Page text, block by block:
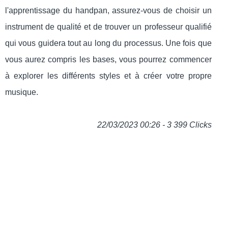
l'apprentissage du handpan, assurez-vous de choisir un
instrument de qualité et de trouver un professeur qualifié
qui vous guidera tout au long du processus. Une fois que
vous aurez compris les bases, vous pourrez commencer
à explorer les différents styles et à créer votre propre
musique.
22/03/2023 00:26 - 3 399 Clicks